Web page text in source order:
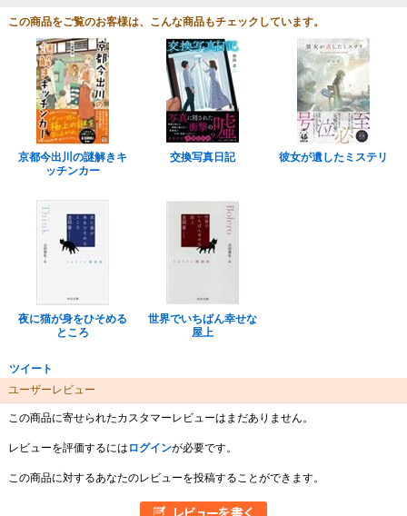
この商品をご覧のお客様は、こんな商品もチェックしています。
京都今出川の謎解きキ
ッチンカー
交換写真日記 彼女が遺したミステリ
夜に猫が身をひそめる
ところ
世界でいちばん幸せな
屋上
ツイート
ユーザーレビュー
この商品に寄せられたカスタマーレビューはまだありません。
レビューを評価するには ログインが必要です。
この商品に対するあなたのレビューを投稿することができます。